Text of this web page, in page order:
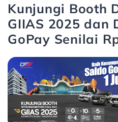
Kunjungi Booth
GIIAS 2025 dan
GoPay Senilai